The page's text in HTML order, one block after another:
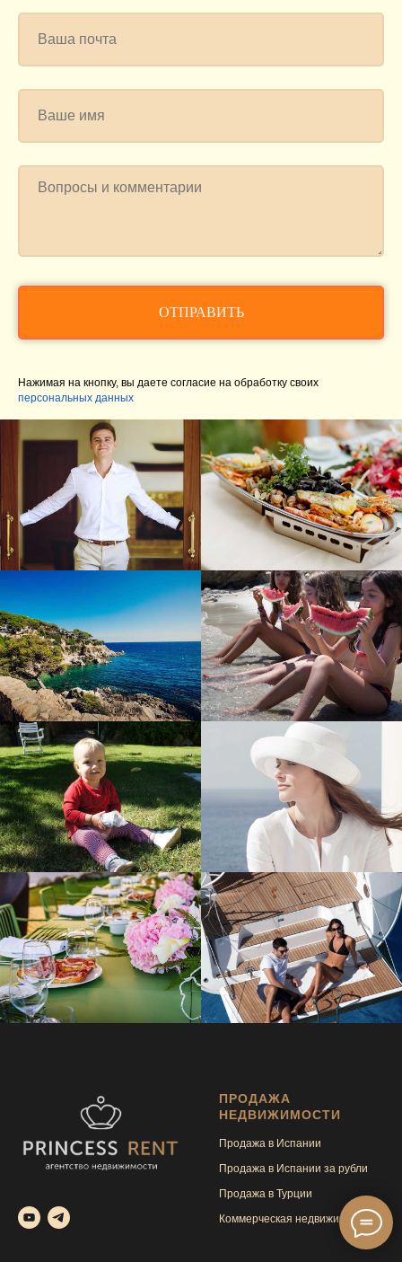
ОТПРАВИТЬ
Нажимая на кнопку, вы даете согласие на обработку своих
персональных данных
ПРОДАЖА
НЕДВИЖИМОСТИ
Продажа в Испании
Продажа в Испании за рубли
Продажа в Турции
Коммерческая недвижимость